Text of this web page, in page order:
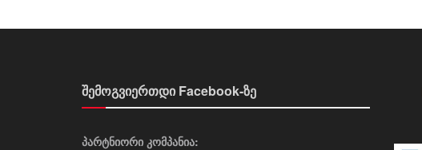
შემოგვიერთდი Facebook-ზე
პარტნიორი კომპანია: